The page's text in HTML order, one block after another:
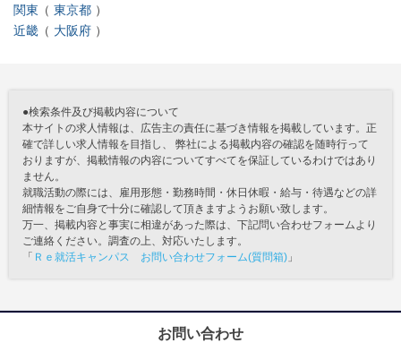
関東
東京都
近畿
大阪府
●検索条件及び掲載内容について
本サイトの求人情報は、広告主の責任に基づき情報を掲載しています。正
確で詳しい求人情報を目指し、 弊社による掲載内容の確認を随時行って
おりますが、掲載情報の内容についてすべてを保証しているわけではあり
ません。
就職活動の際には、雇用形態・勤務時間・休日休暇・給与・待遇などの詳
細情報をご自身で十分に確認して頂きますようお願い致します。
万一、掲載内容と事実に相違があった際は、下記問い合わせフォームより
ご連絡ください。調査の上、対応いたします。
「 Ｒｅ就活キャンパス お問い合わせフォーム(質問箱) 」
お問い合わせ